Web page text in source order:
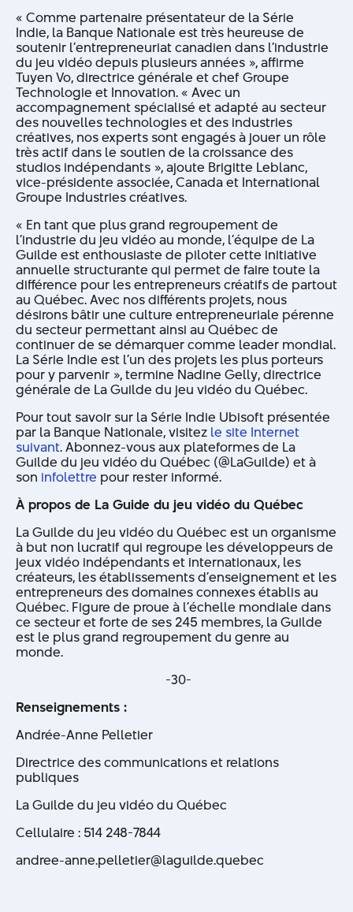
« Comme partenaire présentateur de la Série
Indie, la Banque Nationale est très heureuse de
soutenir l’entrepreneuriat canadien dans l’industrie
du jeu vidéo depuis plusieurs années », affirme
Tuyen Vo, directrice générale et chef Groupe
Technologie et Innovation. « Avec un
accompagnement spécialisé et adapté au secteur
des nouvelles technologies et des industries
créatives, nos experts sont engagés à jouer un rôle
très actif dans le soutien de la croissance des
studios indépendants », ajoute Brigitte Leblanc,
vice-présidente associée, Canada et International
Groupe Industries créatives.
« En tant que plus grand regroupement de
l’industrie du jeu vidéo au monde, l’équipe de La
Guilde est enthousiaste de piloter cette initiative
annuelle structurante qui permet de faire toute la
différence pour les entrepreneurs créatifs de partout
au Québec. Avec nos différents projets, nous
désirons bâtir une culture entrepreneuriale pérenne
du secteur permettant ainsi au Québec de
continuer de se démarquer comme leader mondial.
La Série Indie est l’un des projets les plus porteurs
pour y parvenir », termine Nadine Gelly, directrice
générale de La Guilde du jeu vidéo du Québec.
Pour tout savoir sur la Série Indie Ubisoft présentée
par la Banque Nationale, visitez le site Internet
suivant. Abonnez-vous aux plateformes de La
Guilde du jeu vidéo du Québec (@LaGuilde) et à
son infolettre pour rester informé.
À propos de La Guide du jeu vidéo du Québec
La Guilde du jeu vidéo du Québec est un organisme
à but non lucratif qui regroupe les développeurs de
jeux vidéo indépendants et internationaux, les
créateurs, les établissements d’enseignement et les
entrepreneurs des domaines connexes établis au
Québec. Figure de proue à l’échelle mondiale dans
ce secteur et forte de ses 245 membres, la Guilde
est le plus grand regroupement du genre au
monde.
-30-
Renseignements :
Andrée-Anne Pelletier
Directrice des communications et relations
publiques
La Guilde du jeu vidéo du Québec
Cellulaire : 514 248-7844
andree-anne.pelletier@laguilde.quebec